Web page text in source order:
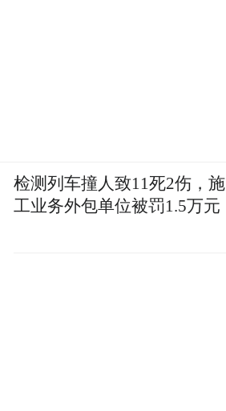
检测列车撞人致11死2伤，施
工业务外包单位被罚1.5万元